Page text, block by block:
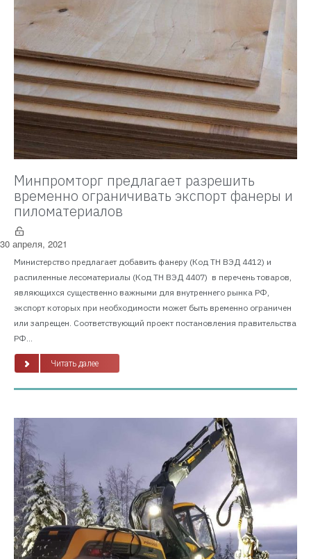
Минпромторг предлагает разрешить
временно ограничивать экспорт фанеры и
пиломатериалов
30 апреля, 2021
Министерство предлагает добавить фанеру (Код ТН ВЭД 4412) и
распиленные лесоматериалы (Код ТН ВЭД 4407) в перечень товаров,
являющихся существенно важными для внутреннего рынка РФ,
экспорт которых при необходимости может быть временно ограничен
или запрещен. Соответствующий проект постановления правительства
РФ...
Читать далее